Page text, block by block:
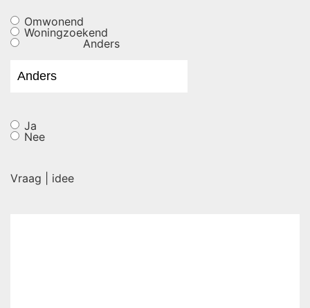
Omwonend
Woningzoekend
Anders
Ja
Nee
Vraag | idee